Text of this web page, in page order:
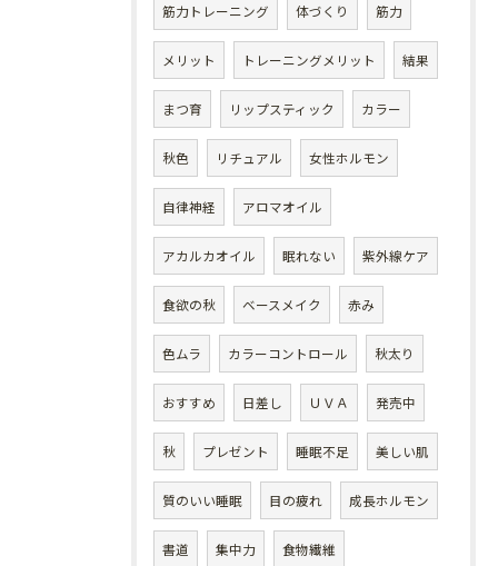
筋力トレーニング 体づくり 筋力
メリット トレーニングメリット 結果
まつ育 リップスティック カラー
秋色 リチュアル 女性ホルモン
自律神経 アロマオイル
アカルカオイル 眠れない 紫外線ケア
食欲の秋 ベースメイク 赤み
色ムラ カラーコントロール 秋太り
おすすめ 日差し ＵＶＡ 発売中
秋 プレゼント 睡眠不足 美しい肌
質のいい睡眠 目の疲れ 成長ホルモン
書道 集中力 食物繊維